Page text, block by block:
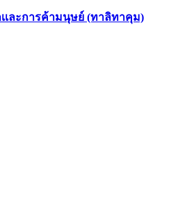
เละการค้ามนุษย์ (ทาลิทาคุม)